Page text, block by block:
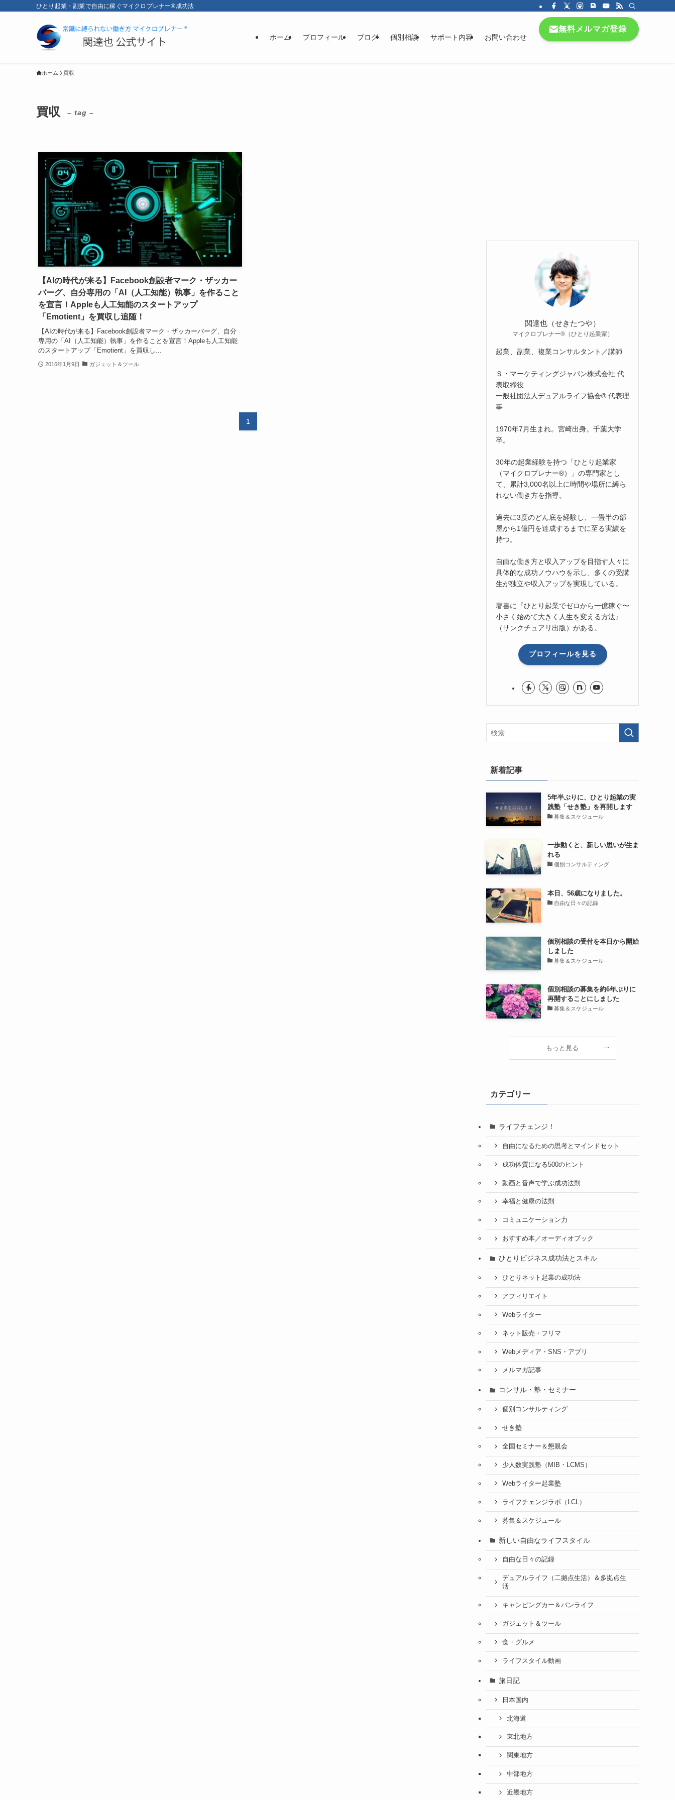
ひとり起業・副業で自由に稼ぐマイクロプレナー®成功法
ホーム プロフィール ブログ 個別相談 サポート内容 お問い合わせ
無料メルマガ登録
ホーム 買収
買収 – tag –
【AIの時代が来る】Facebook創設者マーク・ザッカー
バーグ、自分専用の「AI（人工知能）執事」を作ること
を宣言！Appleも人工知能のスタートアップ
「Emotient」を買収し追随！
【AIの時代が来る】Facebook創設者マーク・ザッカーバーグ、自分
専用の「AI（人工知能）執事」を作ることを宣言！Appleも人工知能
のスタートアップ「Emotient」を買収し...
2016年1月9日 ガジェット＆ツール
1
関達也（せきたつや）
マイクロプレナー®（ひとり起業家）
起業、副業、複業コンサルタント／講師
Ｓ・マーケティングジャパン株式会社 代
表取締役
一般社団法人デュアルライフ協会® 代表理
事
1970年7月生まれ。宮崎出身。千葉大学
卒。
30年の起業経験を持つ「ひとり起業家
（マイクロプレナー®）」の専門家とし
て、累計3,000名以上に時間や場所に縛ら
れない働き方を指導。
過去に3度のどん底を経験し、一畳半の部
屋から1億円を達成するまでに至る実績を
持つ。
自由な働き方と収入アップを目指す人々に
具体的な成功ノウハウを示し、多くの受講
生が独立や収入アップを実現している。
著書に『ひとり起業でゼロから一億稼ぐ〜
小さく始めて大きく人生を変える方法』
（サンクチュアリ出版）がある。
プロフィールを見る
新着記事
5年半ぶりに、ひとり起業の実
践塾「せき塾」を再開します
募集＆スケジュール
一歩動くと、新しい思いが生ま
れる
個別コンサルティング
本日、56歳になりました。
自由な日々の記録
個別相談の受付を本日から開始
しました
募集＆スケジュール
個別相談の募集を約6年ぶりに
再開することにしました
募集＆スケジュール
もっと見る
カテゴリー
ライフチェンジ！
自由になるための思考とマインドセット
成功体質になる500のヒント
動画と音声で学ぶ成功法則
幸福と健康の法則
コミュニケーション力
おすすめ本／オーディオブック
ひとりビジネス成功法とスキル
ひとりネット起業の成功法
アフィリエイト
Webライター
ネット販売・フリマ
Webメディア・SNS・アプリ
メルマガ記事
コンサル・塾・セミナー
個別コンサルティング
せき塾
全国セミナー＆懇親会
少人数実践塾（MIB・LCMS）
Webライター起業塾
ライフチェンジラボ（LCL）
募集＆スケジュール
新しい自由なライフスタイル
自由な日々の記録
デュアルライフ（二拠点生活）＆多拠点生
活
キャンピングカー＆バンライフ
ガジェット＆ツール
食・グルメ
ライフスタイル動画
旅日記
日本国内
北海道
東北地方
関東地方
中部地方
近畿地方